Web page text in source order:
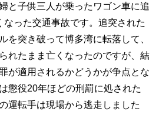
と子供三人が乗ったワゴン車に追
なった交通事故です。追突された
を突き破って博多湾に転落して、
れたまま亡くなったのですが、結
が適用されるかどうかが争点とな
懲役20年ほどの刑罰に処された
運転手は現場から逃走しました